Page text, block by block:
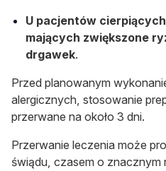
U pacjentów
mających zwiększone
drgawek.
Przed planowanym
alergicznych, stosowanie
przerwane na około 3 dni.
Przerwanie leczenia może
świądu, czasem o znacznym